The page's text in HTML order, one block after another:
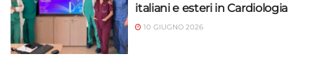
italiani e esteri in Cardiologia
10 GIUGNO 2026